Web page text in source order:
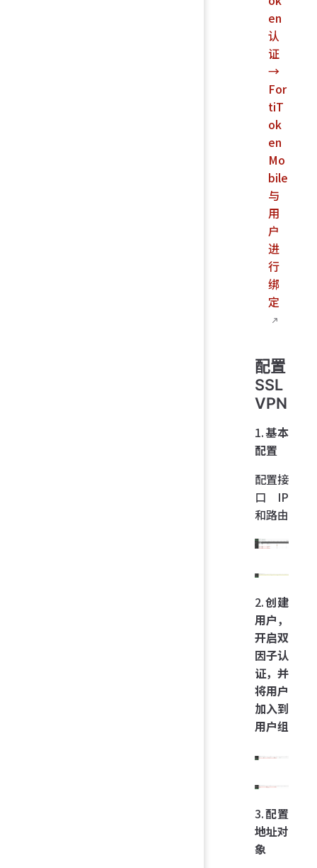
en
认
证
→
For
tiT
ok
en
Mo
bile
与
用
户
进
行
绑
定
配置
SSL
VPN
1.基本
配置
配置接
口 IP
和路由
2.创建
用户，
开启双
因子认
证，并
将用户
加入到
用户组
3.配置
地址对
象